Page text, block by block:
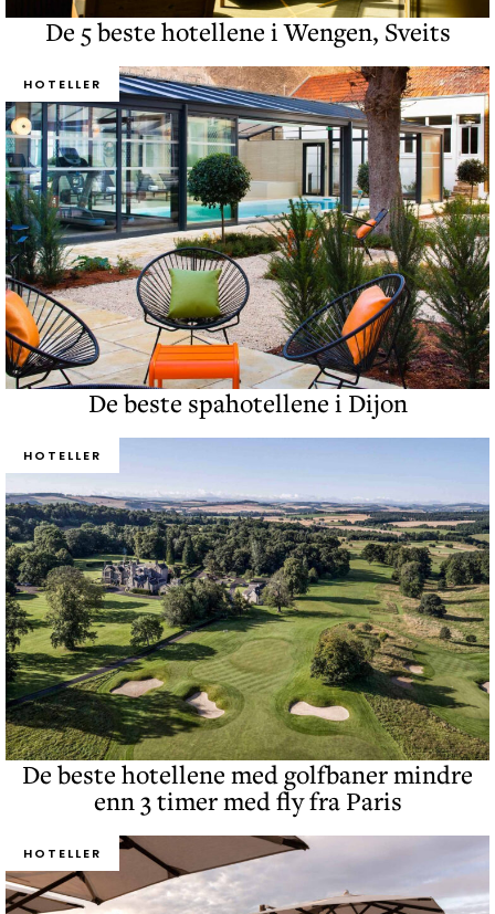
De 5 beste hotellene i Wengen, Sveits
HOTELLER
De beste spahotellene i Dijon
HOTELLER
De beste hotellene med golfbaner mindre
enn 3 timer med fly fra Paris
HOTELLER